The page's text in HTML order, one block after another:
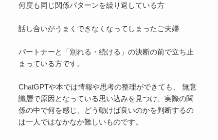
何度も同じ関係パターンを繰り返している方
話し合いがうまくできなくなってしまったご夫婦
パートナーと「別れる・続ける」の決断の前で立ち止
まっている方です。
ChatGPTや本では情報や思考の整理ができても、 無意
識層で原因となっている思い込みを見つけ、実際の関
係の中で何を感じ、どう動けば良いのかを判断するの
は一人ではなかなか難しいものです。